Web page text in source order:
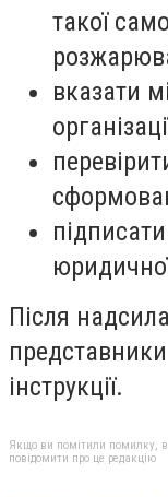
такої
вказати
Після
інструкції.
Якщо ви помітили помилку,
повідомити про це редакцію